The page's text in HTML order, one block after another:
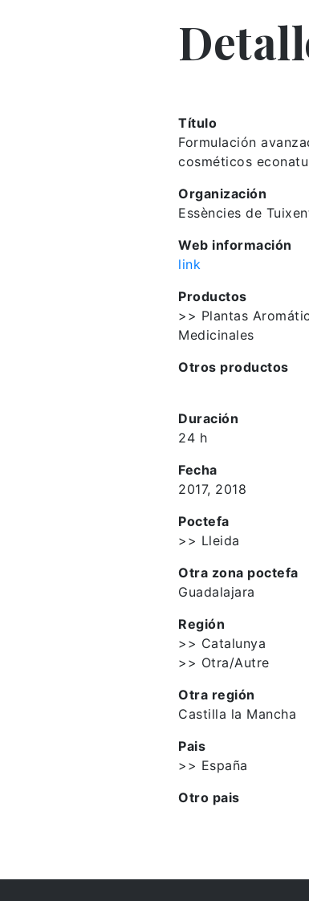
Título
Formulación
cosméticos
Organización
Essències de
Web información
link
Productos
>> Plantas
Medicinales
Otros productos
Duración
24 h
Fecha
2017, 2018
Poctefa
>> Lleida
Otra zona poctefa
Guadalajara
Región
>> Catalunya
>> Otra/Autre
Otra región
Castilla la Mancha
Pais
>> España
Otro pais